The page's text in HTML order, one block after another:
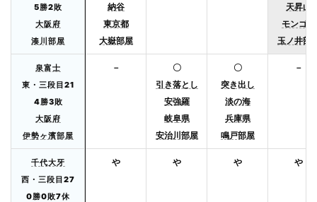
5勝2敗
大阪府
湊川部屋
納谷
東京都
大嶽部屋
天昇山
モンゴル
玉ノ井部
泉富士
東・三段目21
4勝3敗
大阪府
伊勢ヶ濱部屋
－
〇
引き落とし
安強羅
岐阜県
安治川部屋
〇
突き出し
淡の海
兵庫県
鳴戸部屋
－
千代大牙
西・三段目27
0勝0敗7休
や や や や